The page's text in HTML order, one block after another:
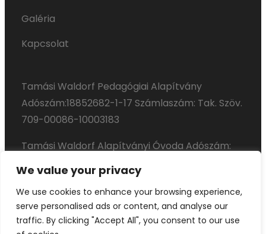
We value your privacy
We use cookies to enhance your browsing experience,
serve personalised ads or content, and analyse our
traffic. By clicking "Accept All", you consent to our use
Galéria
Kapcsolat
Tamási Waldorf Pedagógiai Alapítvány
Adószám:18852682-­1­-17 Számlaszám: Tak. Szöv.
709-00086-10003183
Tamási Waldorf Alapítványi Óvoda Adószám:
18856868-­1­-17 Számlaszám: Tak. Szöv. 709-
00086-10003190